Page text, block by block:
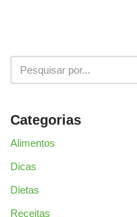
Categorias
Alimentos
Dicas
Dietas
Receitas